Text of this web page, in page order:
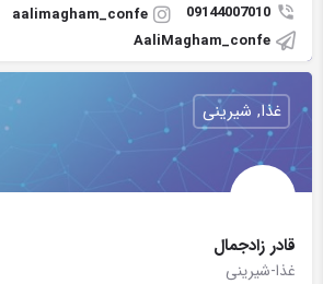
09144007010
aalimagham_confe
AaliMagham_confe
قادر زادجمال
غذا-شیرینی
غذا, شیرینی